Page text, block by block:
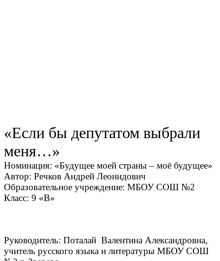
«Если бы депутатом выбрали
меня…»
Номинация: «Будущее моей страны – моё будущее»
Автор: Речков Андрей Леонидович
Образовательное учреждение: МБОУ СОШ №2
Класс: 9 «В»
Руководитель: Поталай Валентина Александровна,
учитель русского языка и литературы МБОУ СОШ